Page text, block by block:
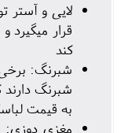
لایی و آستر
قرار
کند
شبرنگ: برخی
شبرنگ
به قیمت
مغزی دوزی: